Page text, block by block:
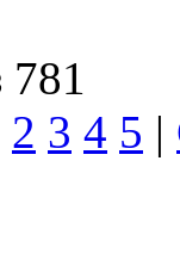
2 3 4 5 |